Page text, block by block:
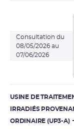
Consultation du
08/05/2026 au
07/06/2026
USINE DE
IRRADIÉS
ORDINAIRE (UP3-A)